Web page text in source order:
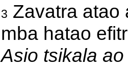
3 Zavatra atao
mba hatao
Asio tsikala